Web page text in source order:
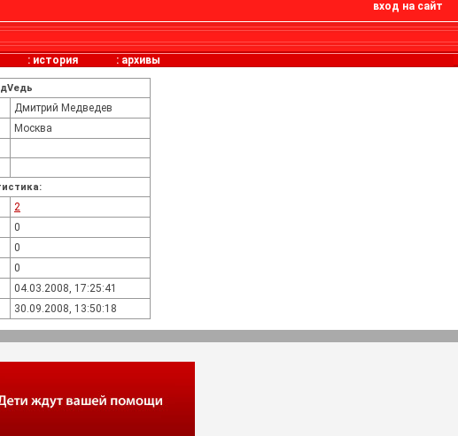
вход на сайт
: история : архивы
Дмитрий Медведев
Москва
2
0
0
0
04.03.2008, 17:25:41
30.09.2008, 13:50:18